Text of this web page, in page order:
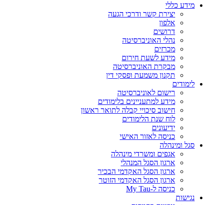
מידע כללי
יצירת קשר ודרכי הגעה
אלפון
דרושים
נהלי האוניברסיטה
מכרזים
מידע לשעת חירום
מבקרת האוניברסיטה
תקנון משמעת ופסקי דין
לימודים
רישום לאוניברסיטה
מידע למתעניינים בלימודים
חישוב סיכויי קבלה לתואר ראשון
לוח שנת הלימודים
ידיעונים
כניסה לאזור האישי
סגל ומינהלה
אגפים ומשרדי מינהלה
ארגון הסגל המנהלי
ארגון הסגל האקדמי הבכיר
ארגון הסגל האקדמי הזוטר
כניסה ל-My Tau
נגישות